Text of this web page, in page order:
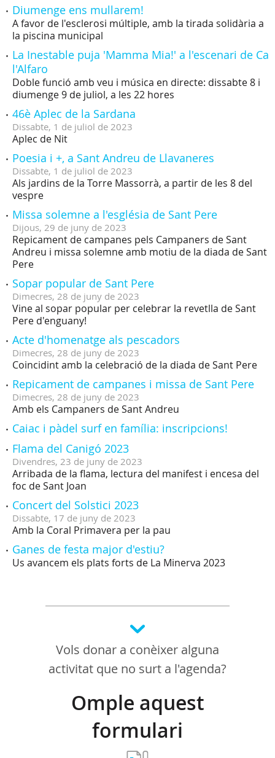
Diumenge ens mullarem!
A favor de l'esclerosi múltiple, amb la tirada solidària a
la piscina municipal
La Inestable puja 'Mamma Mia!' a l'escenari de Ca
l'Alfaro
Doble funció amb veu i música en directe: dissabte 8 i
diumenge 9 de juliol, a les 22 hores
46è Aplec de la Sardana
Dissabte, 1 de juliol de 2023
Aplec de Nit
Poesia i +, a Sant Andreu de Llavaneres
Dissabte, 1 de juliol de 2023
Als jardins de la Torre Massorrà, a partir de les 8 del
vespre
Missa solemne a l'església de Sant Pere
Dijous, 29 de juny de 2023
Repicament de campanes pels Campaners de Sant
Andreu i missa solemne amb motiu de la diada de Sant
Pere
Sopar popular de Sant Pere
Dimecres, 28 de juny de 2023
Vine al sopar popular per celebrar la revetlla de Sant
Pere d'enguany!
Acte d'homenatge als pescadors
Dimecres, 28 de juny de 2023
Coincidint amb la celebració de la diada de Sant Pere
Repicament de campanes i missa de Sant Pere
Dimecres, 28 de juny de 2023
Amb els Campaners de Sant Andreu
Caiac i pàdel surf en família: inscripcions!
Flama del Canigó 2023
Divendres, 23 de juny de 2023
Arribada de la flama, lectura del manifest i encesa del
foc de Sant Joan
Concert del Solstici 2023
Dissabte, 17 de juny de 2023
Amb la Coral Primavera per la pau
Ganes de festa major d'estiu?
Us avancem els plats forts de La Minerva 2023
Vols donar a conèixer alguna
activitat que no surt a l'agenda?
Omple aquest
formulari